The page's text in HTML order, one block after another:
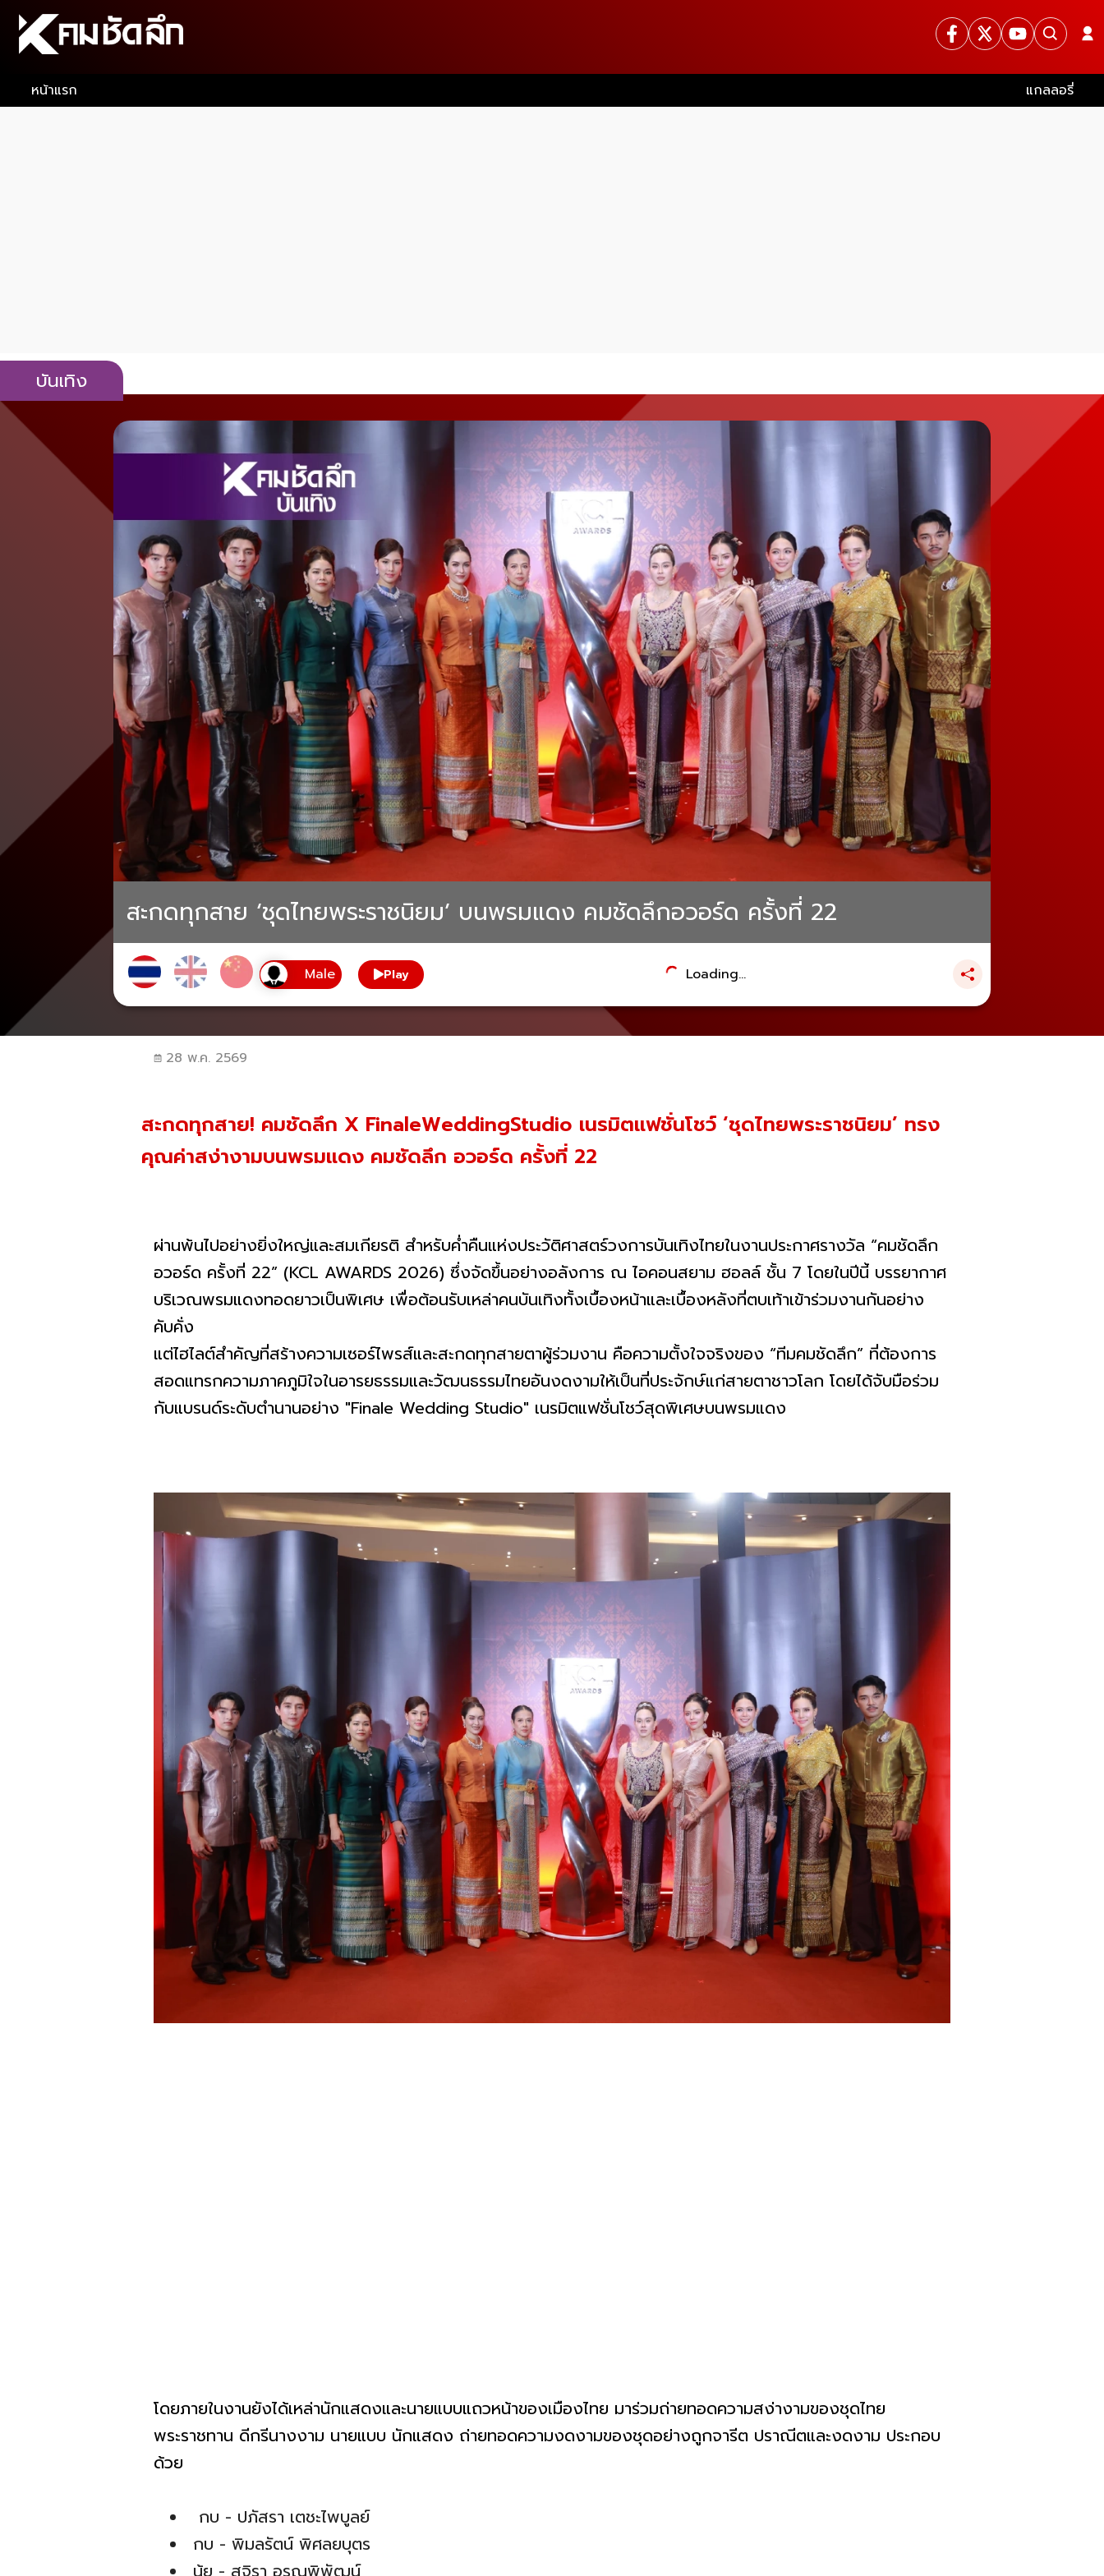
หน้าแรก แกลลอรี่
บันเทิง
สะกดทุกสาย ‘ชุดไทยพระราชนิยม’ บนพรมแดง คมชัดลึกอวอร์ด ครั้งที่ 22
Play Loading...
28 พ.ค. 2569
สะกดทุกสาย! คมชัดลึก X FinaleWeddingStudio เนรมิตแฟชั่นโชว์ ‘ชุดไทยพระราชนิยม’ ทรง
คุณค่าสง่างามบนพรมแดง คมชัดลึก อวอร์ด ครั้งที่ 22
ผ่านพ้นไปอย่างยิ่งใหญ่และสมเกียรติ สำหรับค่ำคืนแห่งประวัติศาสตร์วงการบันเทิงไทยในงานประกาศรางวัล “คมชัดลึก
อวอร์ด ครั้งที่ 22” (KCL AWARDS 2026) ซึ่งจัดขึ้นอย่างอลังการ ณ ไอคอนสยาม ฮอลล์ ชั้น 7 โดยในปีนี้ บรรยากาศ
บริเวณพรมแดงทอดยาวเป็นพิเศษ เพื่อต้อนรับเหล่าคนบันเทิงทั้งเบื้องหน้าและเบื้องหลังที่ตบเท้าเข้าร่วมงานกันอย่าง
คับคั่ง
แต่ไฮไลต์สำคัญที่สร้างความเซอร์ไพรส์และสะกดทุกสายตาผู้ร่วมงาน คือความตั้งใจจริงของ “ทีมคมชัดลึก” ที่ต้องการ
สอดแทรกความภาคภูมิใจในอารยธรรมและวัฒนธรรมไทยอันงดงามให้เป็นที่ประจักษ์แก่สายตาชาวโลก โดยได้จับมือร่วม
กับแบรนด์ระดับตำนานอย่าง "Finale Wedding Studio" เนรมิตแฟชั่นโชว์สุดพิเศษบนพรมแดง
โดยภายในงานยังได้เหล่านักแสดงและนายแบบแถวหน้าของเมืองไทย มาร่วมถ่ายทอดความสง่างามของชุดไทย
พระราชทาน ดีกรีนางงาม นายแบบ นักแสดง ถ่ายทอดความงดงามของชุดอย่างถูกจารีต ปราณีตและงดงาม ประกอบ
ด้วย
กบ - ปภัสรา เตชะไพบูลย์
กบ - พิมลรัตน์ พิศลยบุตร